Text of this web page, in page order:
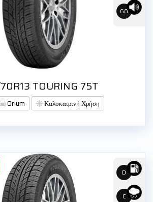
68
TOURING 75T
Orium Καλοκαιρινή Χρήση
D
C